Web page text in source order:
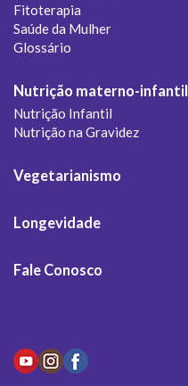
Fitoterapia
Saúde da Mulher
Glossário
Nutrição materno-infantil
Nutrição Infantil
Nutrição na Gravidez
Vegetarianismo
Longevidade
Fale Conosco